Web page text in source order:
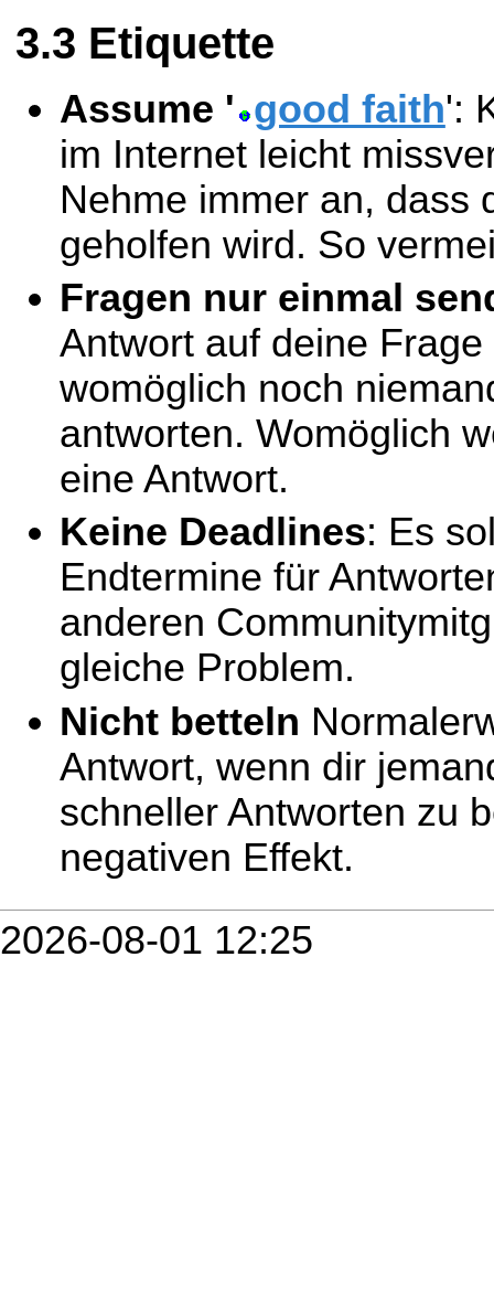
Etiquette
Assume ' good faith':
im Internet leicht
Nehme immer an, dass
geholfen wird. So
Fragen nur einmal
Antwort auf deine
womöglich noch
antworten. Womöglich
eine Antwort.
Keine Deadlines: Es
Endtermine für
anderen
gleiche Problem.
Nicht betteln
Antwort, wenn dir
schneller Antworten zu
negativen Effekt.
2026-08-01 12:25